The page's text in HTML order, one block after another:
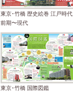
東京･竹橋 歴史絵巻 江戸時代
前期〜現代
東京･竹橋 国際図鑑